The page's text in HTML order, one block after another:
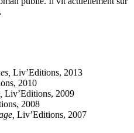
Liv’Editions, 2013
2010
Liv’Editions, 2009
2008
Liv’Editions, 2007